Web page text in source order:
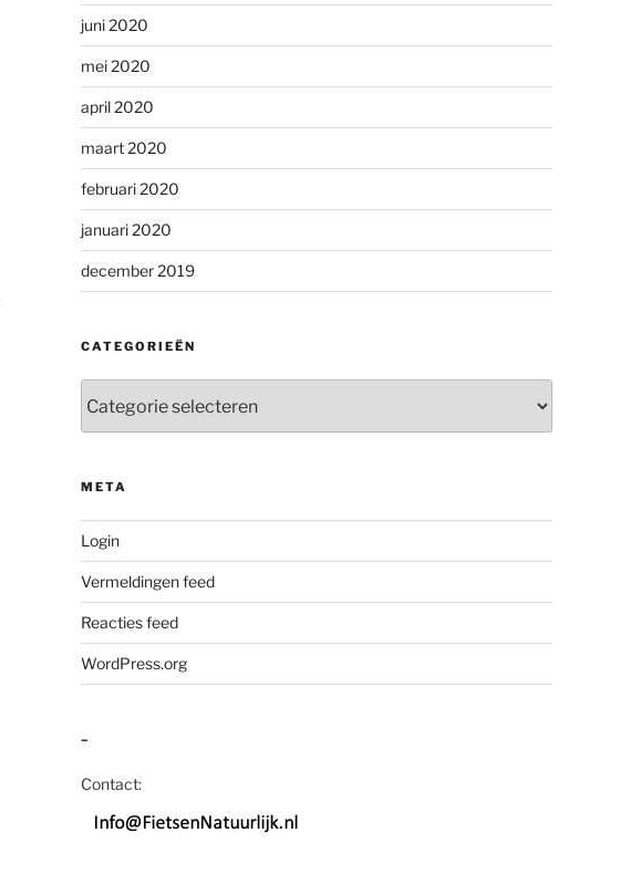
juni 2020
mei 2020
april 2020
maart 2020
februari 2020
januari 2020
december 2019
CATEGORIEËN
META
Login
Vermeldingen feed
Reacties feed
WordPress.org
–
Contact: